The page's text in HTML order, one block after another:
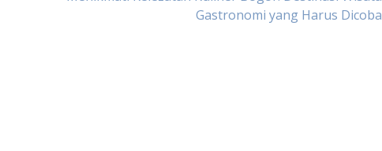
Gastronomi yang Harus Dicoba